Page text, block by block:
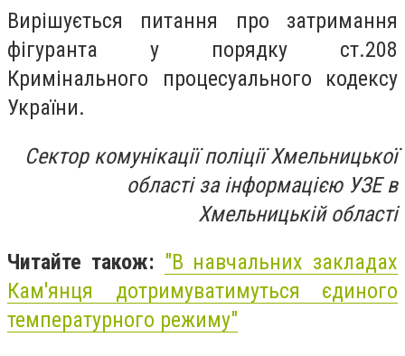
Вирішується питання про затримання
фігуранта у порядку ст.208
Кримінального процесуального кодексу
України.
Сектор комунікації поліції Хмельницької
області за інформацією УЗЕ в
Хмельницькій області
Читайте також: "В навчальних закладах
Кам'янця дотримуватимуться єдиного
температурного режиму"